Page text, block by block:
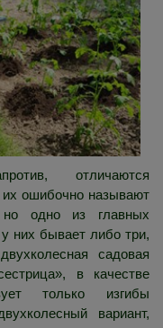
отличаются
ошибочно называют
но одно из главных
них бывает либо три,
садовая
в качестве
только изгибы
вариант,